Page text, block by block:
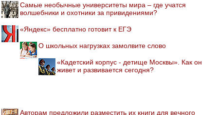
Самые необычные университеты мира – где учатся
волшебники и охотники за привидениями?
«Яндекс» бесплатно готовит к ЕГЭ
О школьных нагрузках замолвите слово
«Кадетский корпус - детище Москвы». Как он
живет и развивается сегодня?
Авторам предложили разместить их книги для вечного